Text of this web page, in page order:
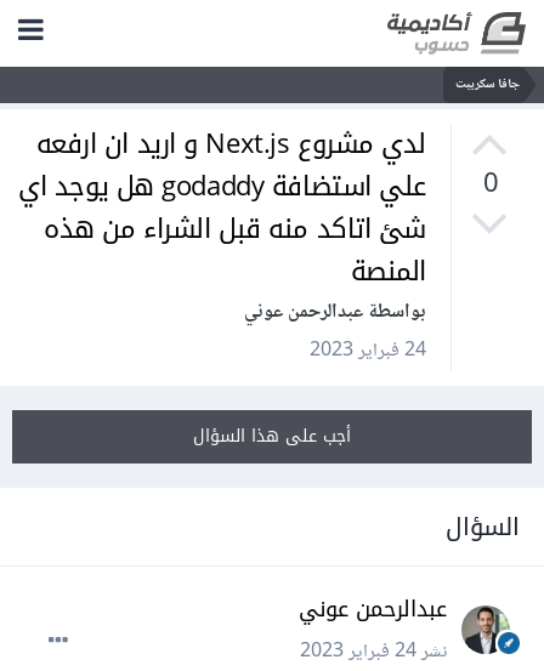
جافا سكريبت
0
لدي مشروع Next.js و اريد ان ارفعه
علي استضافة godaddy هل يوجد اي
شئ اتاكد منه قبل الشراء من هذه
المنصة
بواسطة عبدالرحمن عوني
24 فبراير 2023
أجب على هذا السؤال
السؤال
عبدالرحمن عوني
نشر24 فبراير 2023